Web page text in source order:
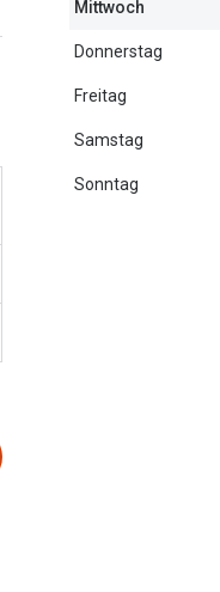
Mittwoch
Donnerstag
Freitag
Samstag
Sonntag